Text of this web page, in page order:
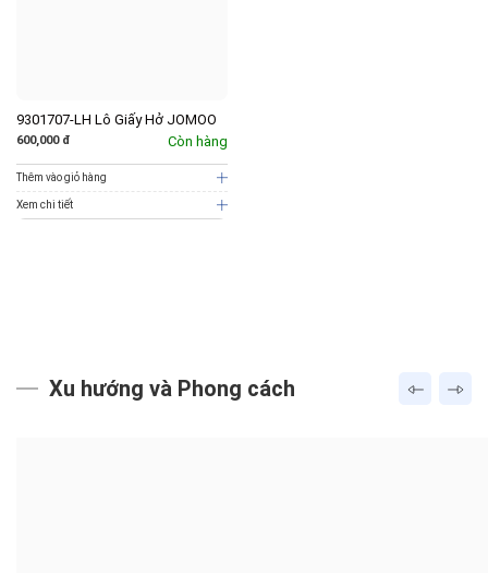
9301707-LH Lô Giấy Hở JOMOO
600,000 đ Còn hàng
Thêm vào giỏ hàng
Xem chi tiết
Xu hướng và Phong cách